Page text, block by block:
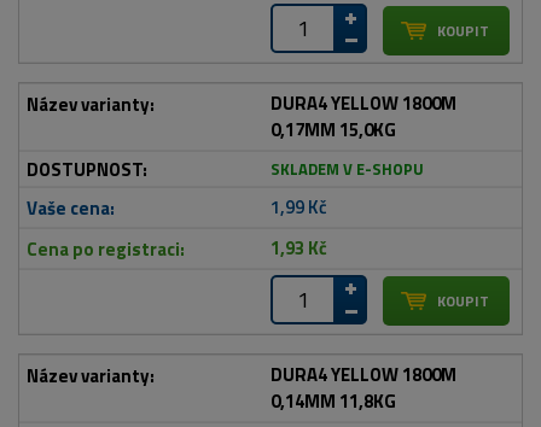
DURA4 YELLOW 1800M
0,17MM 15,0KG
SKLADEM V E-SHOPU
1,99 Kč
1,93 Kč
DURA4 YELLOW 1800M
0,14MM 11,8KG